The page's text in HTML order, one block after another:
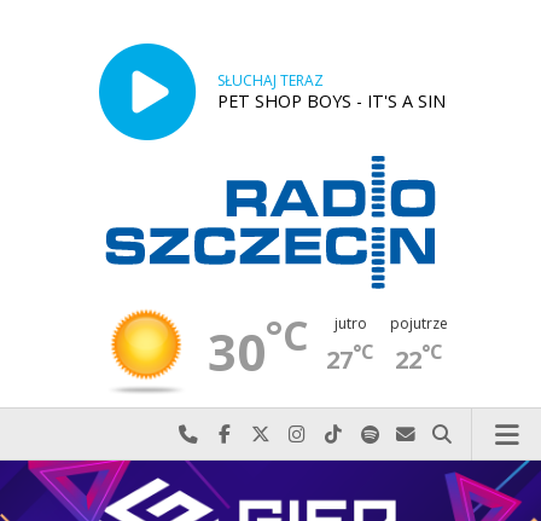
SŁUCHAJ TERAZ
PET SHOP BOYS - IT'S A SIN
30°C jutro
27°C
pojutrze
22°C
Najlepiej po prostu do nas zadzwoń
Odwiedź nas na Facebook-u
Odwiedź nas na X
Odwiedź nas na Instagram-ie
Odwiedź nas na TikTok-u
Szukaj nas na Spotify
Wyślij do nas
Szukaj